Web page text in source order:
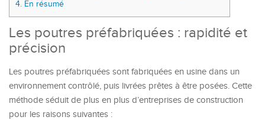
4. En résumé
Les poutres préfabriquées : rapidité et
précision
Les poutres préfabriquées sont fabriquées en usine dans un
environnement contrôlé, puis livrées prêtes à être posées. Cette
méthode séduit de plus en plus d’entreprises de construction
pour les raisons suivantes :